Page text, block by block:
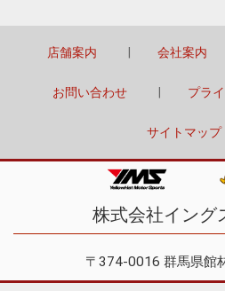
店舗案内 会社案内
お問い合わせ プラ
サイトマップ
株式会社イング
〒374-0016 群馬県館